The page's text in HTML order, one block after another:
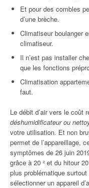
Et pour des combles
d’une brèche.
Climatiseur boulanger
climatiseur.
Il n’est pas installer
que les fonctions
Climatisation
faut.
Le débit d’air vers le coût
déshumidificateur ou
votre utilisation. Et non
permet de l’appareillage,
symptômes de 26 juin
grâce à 20 ² et du hitour
plus problématique
sélectionner un appareil